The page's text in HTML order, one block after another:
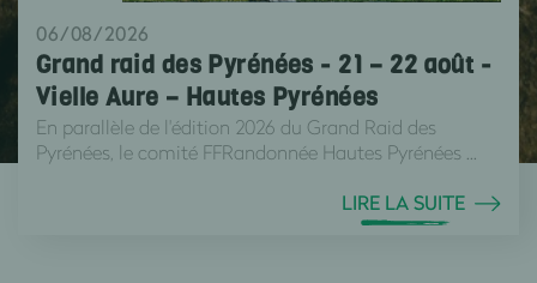
06/08/2026
Grand raid des Pyrénées - 21 – 22 août -
Vielle Aure – Hautes Pyrénées
En parallèle de l'édition 2026 du Grand Raid des
Pyrénées, le comité FFRandonnée Hautes Pyrénées ...
LIRE LA SUITE